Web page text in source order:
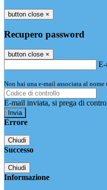
button close ×
Recupero password
button close ×
Non hai una e-mail associata al
E-mail inviata, si prega di
Errore
Chiudi
Successo
Chiudi
Informazione